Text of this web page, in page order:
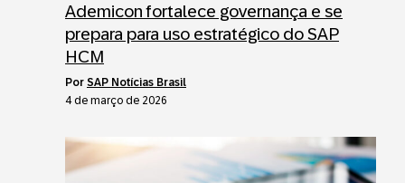
Ademicon fortalece governança e se
prepara para uso estratégico do SAP
HCM
por SAP Notícias Brasil
4 de março de 2026